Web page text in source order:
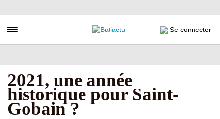
au
principal
Toggle navigation Se connecter
2021, une année
historique pour Saint-
Gobain ?